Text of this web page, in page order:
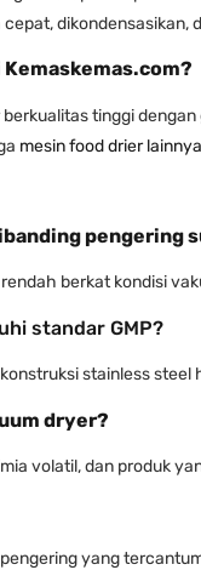
tinggi
mesin food drier lainnya
pengering
berkat kondisi
standar GMP?
stainless
dryer?
volatil, dan produk
yang